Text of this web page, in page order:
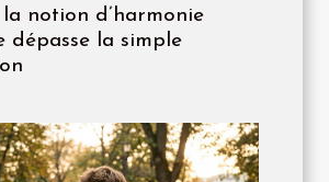
notion d’harmonie
dépasse la simple